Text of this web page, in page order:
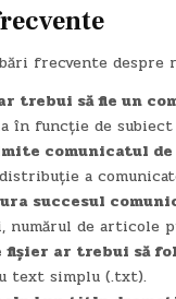
frecvente despre
trebui să fie un
în funcție de
comunicatul de
a
succesul
numărul de articole
fișier ar trebui să
text simplu (.txt).